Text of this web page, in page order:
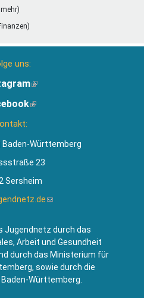
uns:
(Link
extern)
(Link
Württemberg
23
Sersheim
(Link
Mail)
Jugendnetz durch das
Arbeit und Gesundheit
durch das Ministerium für
sowie durch die
Württemberg.